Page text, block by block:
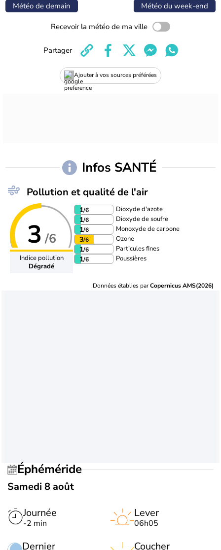
Météo de demain Météo du week-end
Recevoir la météo de ma ville
Ajouter à vos sources préférées
Partager
Infos SANTÉ
Pollution et qualité de l'air
3 /6
Indice pollution
Dégradé
1/6 Dioxyde d'azote
1/6 Dioxyde de soufre
1/6 Monoxyde de carbone
3/6 Ozone
1/6 Particules fines
1/6 Poussières
Données établies parCopernicus AMS(2026)
Éphéméride
Samedi 8 août
Journée
-2 min
Dernier
Lever
06h05
Coucher